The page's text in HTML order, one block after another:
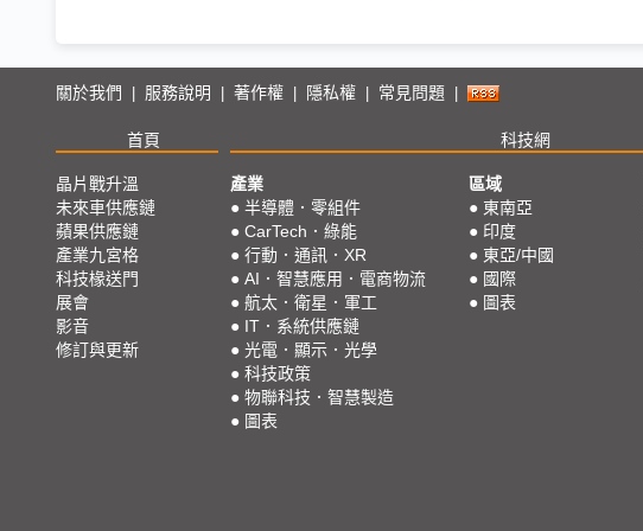
關於我們 服務說明 著作權 隱私權 常見問題
首頁 科技網
晶片戰升溫
未來車供應鏈
蘋果供應鏈
產業九宮格
科技椽送門
展會
影音
修訂與更新
產業
● 半導體．零組件
● CarTech．綠能
● 行動．通訊．XR
● AI．智慧應用．電商物流
● 航太．衛星．軍工
● IT．系統供應鏈
● 光電．顯示．光學
● 科技政策
● 物聯科技．智慧製造
● 圖表
區域
● 東南亞
● 印度
● 東亞/中國
● 國際
● 圖表